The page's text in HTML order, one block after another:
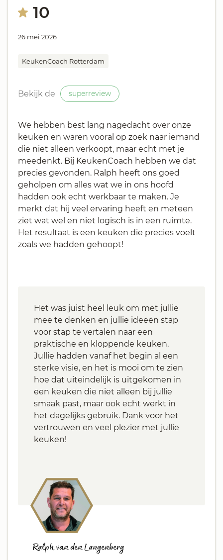
10
26 mei 2026
KeukenCoach Rotterdam
Bekijk de superreview
We hebben best lang nagedacht over onze
keuken en waren vooral op zoek naar iemand
die niet alleen verkoopt, maar echt met je
meedenkt. Bij KeukenCoach hebben we dat
precies gevonden. Ralph heeft ons goed
geholpen om alles wat we in ons hoofd
hadden ook echt werkbaar te maken. Je
merkt dat hij veel ervaring heeft en meteen
ziet wat wel en niet logisch is in een ruimte.
Het resultaat is een keuken die precies voelt
zoals we hadden gehoopt!
Ralph van den Langenberg
Het was juist heel leuk om met jullie
mee te denken en jullie ideeën stap
voor stap te vertalen naar een
praktische en kloppende keuken.
Jullie hadden vanaf het begin al een
sterke visie, en het is mooi om te zien
hoe dat uiteindelijk is uitgekomen in
een keuken die niet alleen bij jullie
smaak past, maar ook echt werkt in
het dagelijks gebruik. Dank voor het
vertrouwen en veel plezier met jullie
keuken!